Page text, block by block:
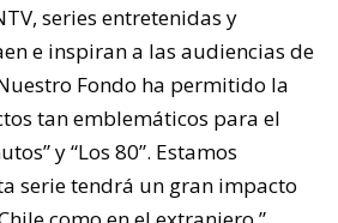
series entretenidas y
e inspiran a las audiencias de
Fondo ha permitido la
tan emblemáticos para el
y “Los 80”. Estamos
serie tendrá un gran impacto